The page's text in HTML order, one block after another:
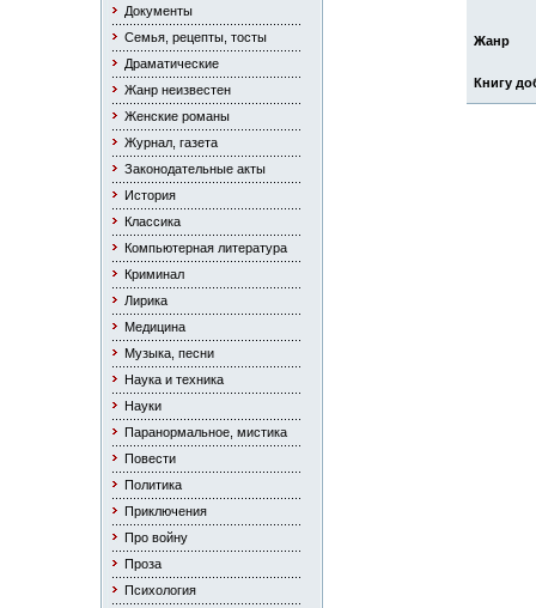
Документы
Семья, рецепты, тосты
Драматические
Жанр неизвестен
Женские романы
Журнал, газета
Законодательные акты
История
Классика
Компьютерная литература
Криминал
Лирика
Медицина
Музыка, песни
Наука и техника
Науки
Паранормальное, мистика
Повести
Политика
Приключения
Про войну
Проза
Психология
Жанр
Книгу